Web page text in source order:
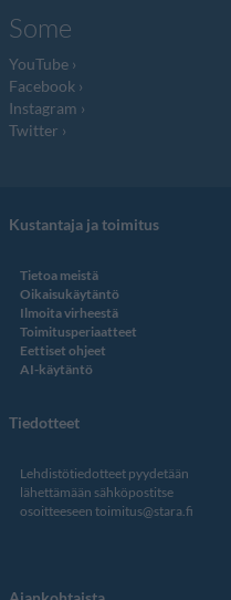
Some
YouTube
Facebook
Instagram
Twitter
Kustantaja ja toimitus
Tietoa meistä
Oikaisukäytäntö
Ilmoita virheestä
Toimitusperiaatteet
Eettiset ohjeet
AI-käytäntö
Tiedotteet
Lehdistötiedotteet pyydetään
lähettämään sähköpostitse
osoitteeseen toimitus@stara.fi